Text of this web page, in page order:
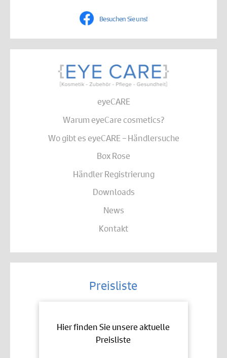
Besuchen Sie uns!
eyeCARE
Warum eyeCare cosmetics?
Wo gibt es eyeCARE – Händlersuche
Box Rose
Händler Registrierung
Downloads
News
Kontakt
Preisliste
Hier finden Sie unsere aktuelle
Preisliste